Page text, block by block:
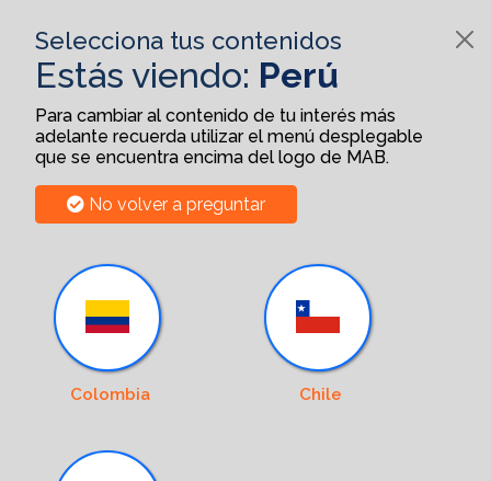
Selecciona tus contenidos
Estás viendo: Perú
Para cambiar al contenido de tu interés más
adelante recuerda utilizar el menú desplegable
que se encuentra encima del logo de MAB.
No volver a preguntar
Colombia Chile